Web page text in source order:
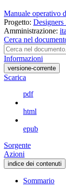
Manuale operativo
Progetto: Designers
Amministrazione:
Cerca nel
Informazioni
versione-corrente
Scarica
pdf
html
epub
Sorgente
Azioni
indice dei contenuti
Sommario